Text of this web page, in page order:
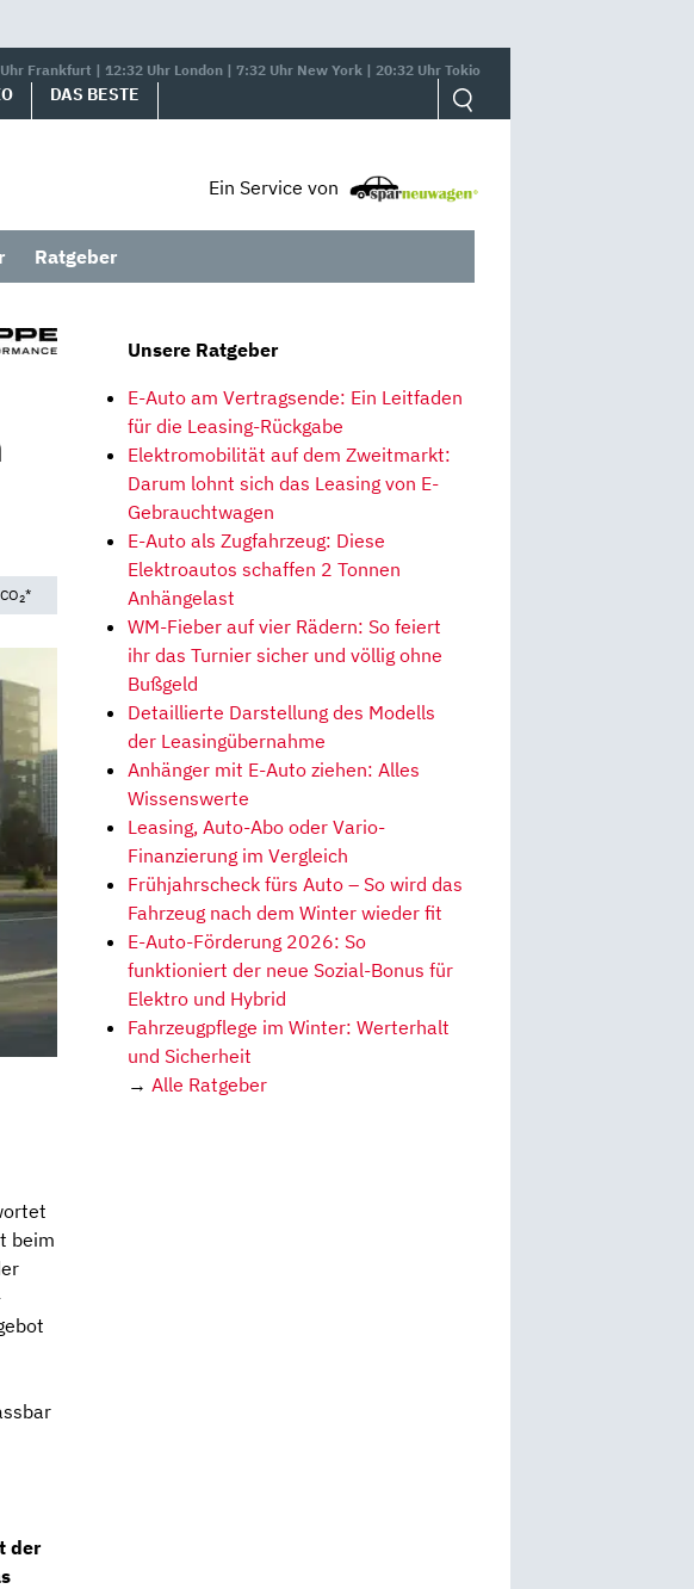
Frankfurt | 12:32 Uhr London | 7:32 Uhr New York | 20:32 Uhr Tokio
DAS BESTE
Ein Service von
Ratgeber
2*
beim
der
Unsere Ratgeber
E-Auto am Vertragsende: Ein Leitfaden
für die Leasing-Rückgabe
Elektromobilität auf dem Zweitmarkt:
Darum lohnt sich das Leasing von E-
Gebrauchtwagen
E-Auto als Zugfahrzeug: Diese
Elektroautos schaffen 2 Tonnen
Anhängelast
WM-Fieber auf vier Rädern: So feiert
ihr das Turnier sicher und völlig ohne
Bußgeld
Detaillierte Darstellung des Modells
der Leasingübernahme
Anhänger mit E-Auto ziehen: Alles
Wissenswerte
Leasing, Auto-Abo oder Vario-
Finanzierung im Vergleich
Frühjahrscheck fürs Auto – So wird das
Fahrzeug nach dem Winter wieder fit
E-Auto-Förderung 2026: So
funktioniert der neue Sozial-Bonus für
Elektro und Hybrid
Fahrzeugpflege im Winter: Werterhalt
und Sicherheit
→ Alle Ratgeber